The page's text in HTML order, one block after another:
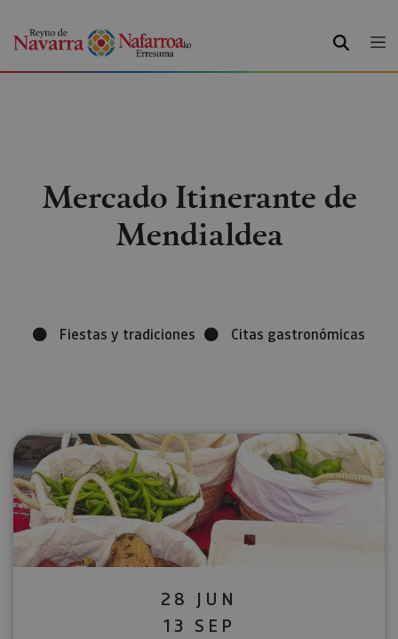
BUSCAR
Mercado Itinerante de
Mendialdea
Fiestas y tradiciones Citas gastronómicas
28 JUN
13 SEP